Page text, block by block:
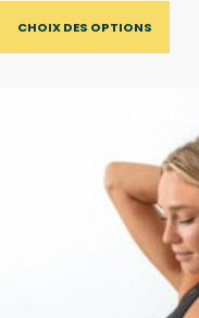
CHOIX DES OPTIONS